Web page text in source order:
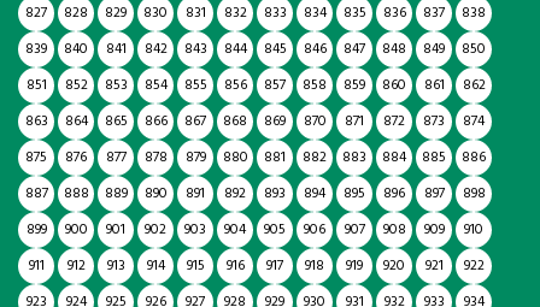
827
828 829 830 831 832 833 834 835 836 837
838
839
840 841 842 843 844 845 846 847 848 849
850
851
852 853 854 855 856 857 858 859 860 861
862
863
864 865 866 867 868 869 870 871 872 873
874
875
876 877 878 879 880 881 882 883 884 885
886
887
888 889 890 891 892 893 894 895 896 897
898
899
900 901 902 903 904 905 906 907 908 909
910
911
912 913 914 915 916 917 918 919 920 921
922
923
924 925 926 927 928 929 930 931 932 933 934